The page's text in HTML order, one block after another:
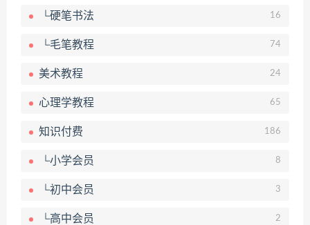
└硬笔书法 16
└毛笔教程 74
美术教程 24
心理学教程 65
知识付费 186
└小学会员 8
└初中会员 3
└高中会员 2